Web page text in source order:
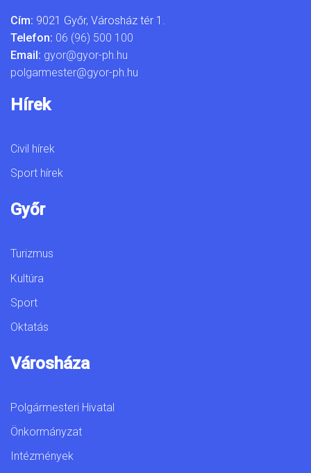
Cím: 9021 Győr, Városház tér 1.
Telefon: 06 (96) 500 100
Email: gyor@gyor-ph.hu
polgarmester@gyor-ph.hu
Hírek
Civil hírek
Sport hírek
Győr
Turizmus
Kultúra
Sport
Oktatás
Városháza
Polgármesteri Hivatal
Önkormányzat
Intézmények